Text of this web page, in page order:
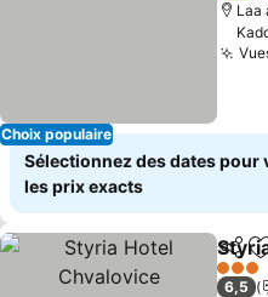
Choix populaire
Laa
Sélectionnez des dates pour
les prix exacts
3
6,5